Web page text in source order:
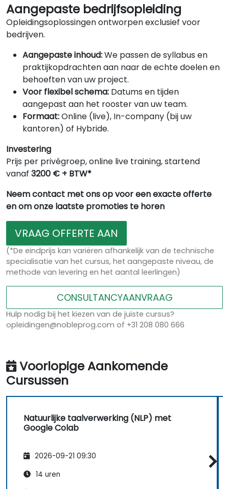
Aangepaste bedrijfsopleiding
Opleidingsoplossingen ontworpen exclusief voor
bedrijven.
Aangepaste inhoud:We passen de syllabus en
praktijkopdrachten aan naar de echte doelen en
behoeften van uw project.
Voor flexibel schema: Datums en tijden
aangepast aan het rooster van uw team.
Formaat:Online (live), In-company (bij uw
kantoren) of Hybride.
Investering
Prijs per privégroep, online live training, startend
vanaf 3200 € + BTW*
Neem contact met ons op voor een exacte offerte
en om onze laatste promoties te horen
VRAAG OFFERTE AAN
(*De eindprijs kan variëren afhankelijk van de technische
specialisatie van het cursus, het aangepaste niveau, de
methode van levering en het aantal leerlingen)
CONSULTANCYAANVRAAG
Hulp nodig bij het kiezen van de juiste cursus?
opleidingen@nobleprog.com of +31 208 080 666
Voorlopige Aankomende
Cursussen
Natuurlijke taalverwerking (NLP) met
Google Colab
2026-09-21 09:30
14 uren